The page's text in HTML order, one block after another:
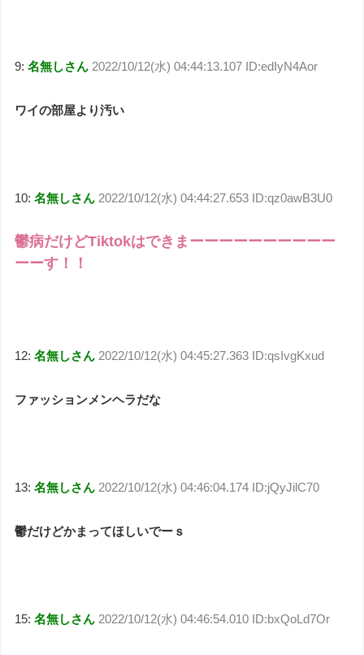
9:名無しさん 2022/10/12(水) 04:44:13.107 ID:edIyN4Aor
ワイの部屋より汚い
10:名無しさん 2022/10/12(水) 04:44:27.653 ID:qz0awB3U0
鬱病だけどTiktokはできまーーーーーーーーーー
ーーす！！
12:名無しさん 2022/10/12(水) 04:45:27.363 ID:qsIvgKxud
ファッションメンヘラだな
13:名無しさん 2022/10/12(水) 04:46:04.174 ID:jQyJilC70
鬱だけどかまってほしいでーｓ
15:名無しさん 2022/10/12(水) 04:46:54.010 ID:bxQoLd7Or